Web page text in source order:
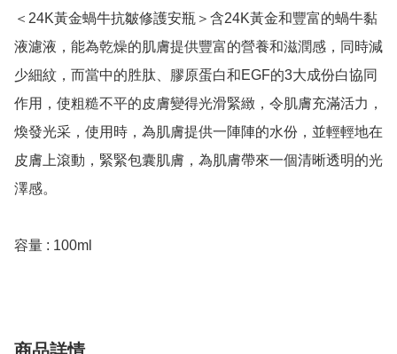
＜24K黃金蝸牛抗皺修護安瓶＞含24K黃金和豐富的蝸牛黏
液濾液，能為乾燥的肌膚提供豐富的營養和滋潤感，同時減
少細紋，而當中的胜肽、膠原蛋白和EGF的3大成份白協同
作用，使粗糙不平的皮膚變得光滑緊緻，令肌膚充滿活力，
煥發光采，使用時，為肌膚提供一陣陣的水份，並輕輕地在
皮膚上滾動，緊緊包囊肌膚，為肌膚帶來一個清晰透明的光
澤感。
容量 : 100ml